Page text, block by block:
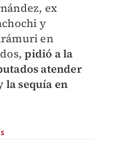
ex
y
en
pidió a la
atender
la sequía en